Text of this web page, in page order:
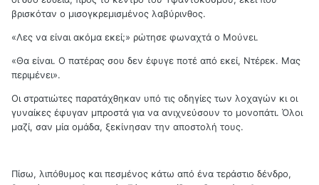
βρισκόταν ο μισογκρεμισμένος λαβύρινθος.
«Λες να είναι ακόμα εκεί;» ρώτησε φωναχτά ο Μούνει.
«Θα είναι. Ο πατέρας σου δεν έφυγε ποτέ από εκεί, Ντέρεκ. Μας
περιμένει».
Οι στρατιώτες παρατάχθηκαν υπό τις οδηγίες των λοχαγών κι οι
γυναίκες έφυγαν μπροστά για να ανιχνεύσουν το μονοπάτι. Όλοι
μαζί, σαν μία ομάδα, ξεκίνησαν την αποστολή τους.
Πίσω, λιπόθυμος και πεσμένος κάτω από ένα τεράστιο δένδρο,